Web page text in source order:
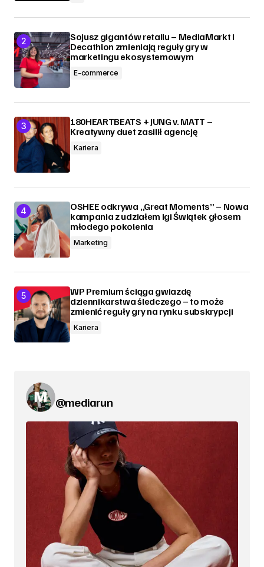
Sojusz gigantów retailu – MediaMarkt i
Decathlon zmieniają reguły gry w
marketingu ekosystemowym
E-commerce
180HEARTBEATS + JUNG v. MATT –
Kreatywny duet zasilił agencję
Kariera
OSHEE odkrywa „Great Moments” – Nowa
kampania z udziałem Igi Świątek głosem
młodego pokolenia
Marketing
WP Premium ściąga gwiazdę
dziennikarstwa śledczego – to może
zmienić reguły gry na rynku subskrypcji
Kariera
@mediarun